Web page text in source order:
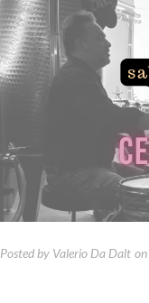
Posted by Valerio Da Dalt on